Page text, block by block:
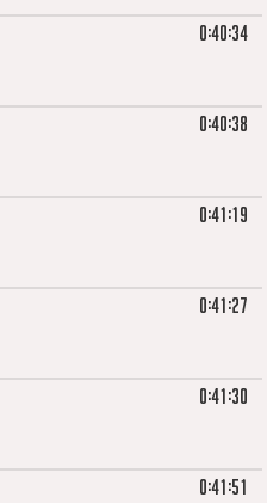
0:40:34
0:40:38
0:41:19
0:41:27
0:41:30
0:41:51